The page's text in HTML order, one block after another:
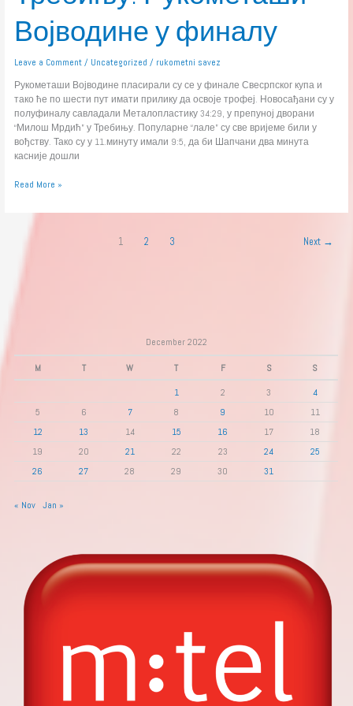
Војводине у финалу
Leave a Comment / Uncategorized / rukometni savez
Рукометаши Војводине пласирали су се у финале Свесрпског купа и
тако ће по шести пут имати прилику да освоје трофеј. Новосађани су у
полуфиналу савладали Металопластику 34:29, у препуној дворани
“Милош Мрдић” у Требињу. Популарне “лале” су све вријеме били у
вођству. Тако су у 11.минуту имали 9:5, да би Шапчани два минута
касније дошли
Read More »
1 2 3 Next →
December 2022
M T W T F S S
1 2 3
4
5
6 7 8 9 10
11
12
13 14 15 16 17
18
19
20 21 22 23 24
25
26
27 28 29 30 31
« Nov Jan »